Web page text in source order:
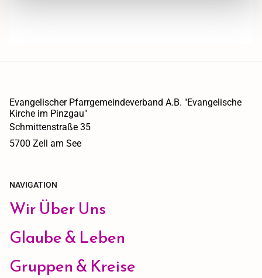
Evangelischer Pfarrgemeindeverband A.B. "Evangelische
Kirche im Pinzgau"
Schmittenstraße 35
5700 Zell am See
NAVIGATION
Wir Über Uns
Glaube & Leben
Gruppen & Kreise